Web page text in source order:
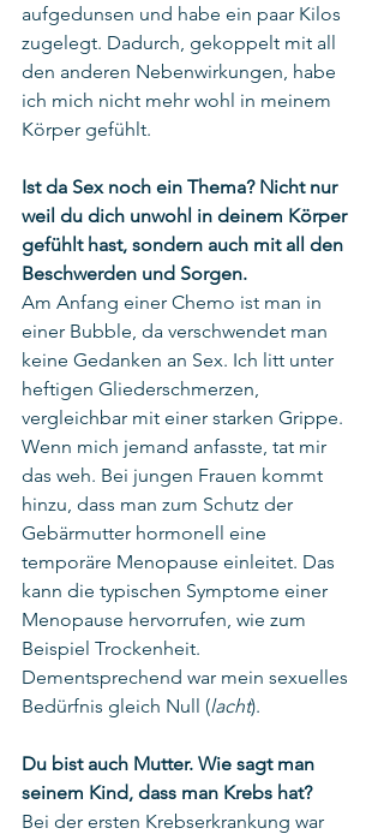
aufgedunsen und habe ein paar Kilos
zugelegt. Dadurch, gekoppelt mit all
den anderen Nebenwirkungen, habe
ich mich nicht mehr wohl in meinem
Körper gefühlt.
Ist da Sex noch ein Thema? Nicht nur
weil du dich unwohl in deinem Körper
gefühlt hast, sondern auch mit all den
Beschwerden und Sorgen.
Am Anfang einer Chemo ist man in
einer Bubble, da verschwendet man
keine Gedanken an Sex. Ich litt unter
heftigen Gliederschmerzen,
vergleichbar mit einer starken Grippe.
Wenn mich jemand anfasste, tat mir
das weh. Bei jungen Frauen kommt
hinzu, dass man zum Schutz der
Gebärmutter hormonell eine
temporäre Menopause einleitet. Das
kann die typischen Symptome einer
Menopause hervorrufen, wie zum
Beispiel Trockenheit.
Dementsprechend war mein sexuelles
Bedürfnis gleich Null (lacht).
Du bist auch Mutter. Wie sagt man
seinem Kind, dass man Krebs hat?
Bei der ersten Krebserkrankung war